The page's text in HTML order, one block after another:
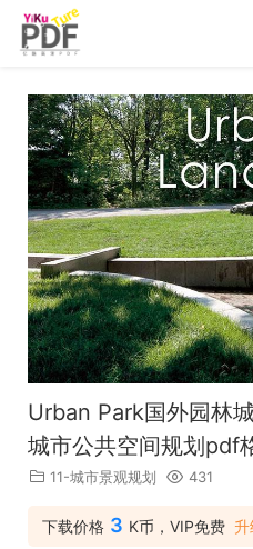
Urban Park国外园林
城市公共空间规划pdf
11-城市景观规划 431
下载价格 3 K币，VIP免费 升